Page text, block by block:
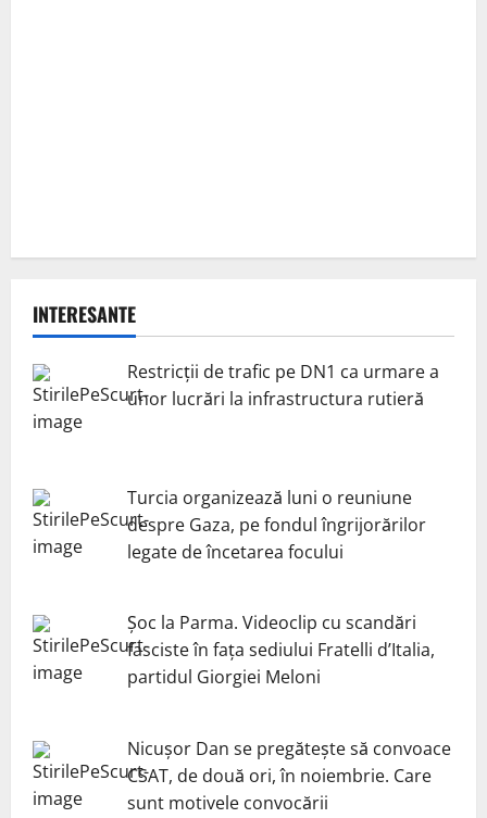
INTERESANTE
Restricții de trafic pe DN1 ca urmare a
unor lucrări la infrastructura rutieră
Turcia organizează luni o reuniune
despre Gaza, pe fondul îngrijorărilor
legate de încetarea focului
Șoc la Parma. Videoclip cu scandări
fasciste în fața sediului Fratelli d’Italia,
partidul Giorgiei Meloni
Nicuşor Dan se pregăteşte să convoace
CSAT, de două ori, în noiembrie. Care
sunt motivele convocării